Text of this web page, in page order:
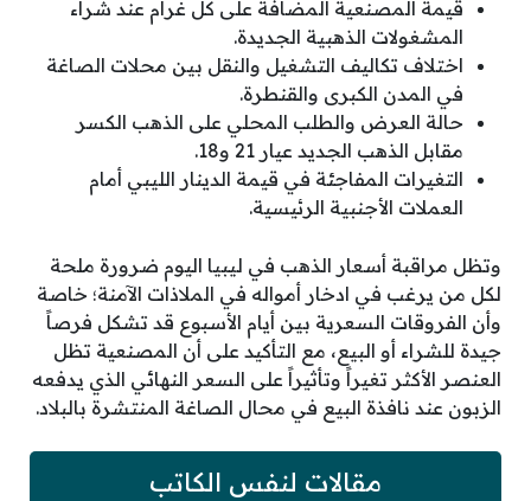
قيمة المصنعية المضافة على كل غرام عند شراء
المشغولات الذهبية الجديدة.
اختلاف تكاليف التشغيل والنقل بين محلات الصاغة
في المدن الكبرى والقنطرة.
حالة العرض والطلب المحلي على الذهب الكسر
مقابل الذهب الجديد عيار 21 و18.
التغيرات المفاجئة في قيمة الدينار الليبي أمام
العملات الأجنبية الرئيسية.
وتظل مراقبة أسعار الذهب في ليبيا اليوم ضرورة ملحة
لكل من يرغب في ادخار أمواله في الملاذات الآمنة؛ خاصة
وأن الفروقات السعرية بين أيام الأسبوع قد تشكل فرصاً
جيدة للشراء أو البيع، مع التأكيد على أن المصنعية تظل
العنصر الأكثر تغيراً وتأثيراً على السعر النهائي الذي يدفعه
الزبون عند نافذة البيع في محال الصاغة المنتشرة بالبلاد.
مقالات لنفس الكاتب